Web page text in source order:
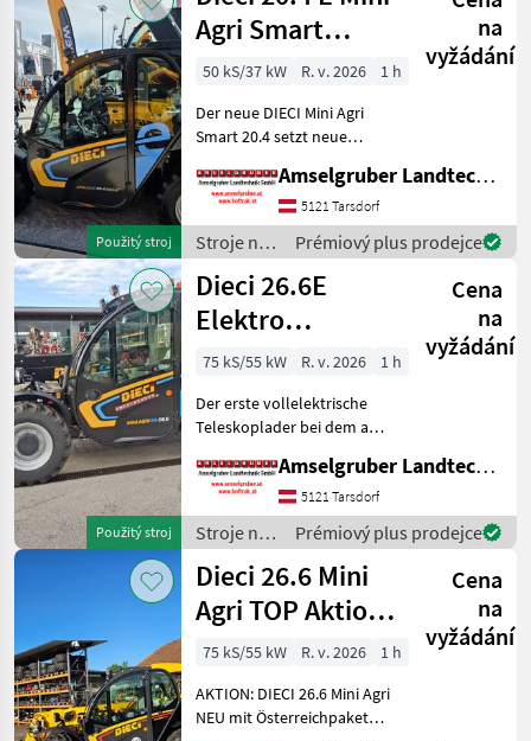
Použitý stroj
Agri Smart
ELEKTRO
Teleskoplader
TOP
na
vyžádání
50 kS/37 kW R. v. 2026
1 h
Der neue DIECI Mini Agri
Smart 20.4 setzt neue
Teleskopladermarkt. 100 %
Elektro! -Größte Kabine
(Baugleich vom Modell 26.6
Mini Agri) -Echt
Amselgruber Landtechnik GmbH
5121 Tarsdorf
Stroje na
stavbu /
Dieci
Prémiový plus prodejce
Použitý stroj
Dieci 26.6E
Elektro
Teleskoplader
Österreichpaket
Cena
na
vyžádání
75 kS/55 kW R. v. 2026
1 h
Der erste vollelektrische
Teleskoplader bei dem an
wurde - MADE BY DIECI!
AKTION: DIECI 26.6 E
Elektro Mini Agri NEU mit
Österreichpaket (TOP
Amselgruber Landtechnik GmbH
5121 Tarsdorf
Stroje na
stavbu /
Dieci
Prémiový plus prodejce
Dieci 26.6 Mini
Agri TOP Aktion
mit
Österreichpaket
Cena
na
vyžádání
75 kS/55 kW R. v. 2026
1 h
AKTION: DIECI 26.6 Mini Agri
NEU mit Österreichpaket